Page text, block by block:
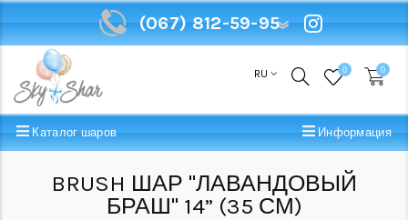
(067) 812-59-95
RU 0 0
Каталог шаров Информация
BRUSH ШАР "ЛАВАНДОВЫЙ
БРАШ" 14” (35 СМ)